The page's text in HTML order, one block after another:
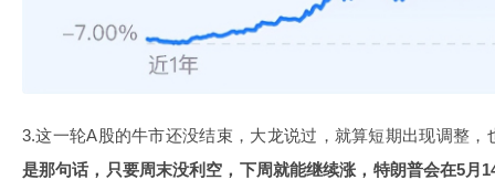
3.这一轮A股的牛市还没结束，大龙说过，就算短期出现调整，
是那句话，只要周末没利空，下周就能继续涨，特朗普会在5月